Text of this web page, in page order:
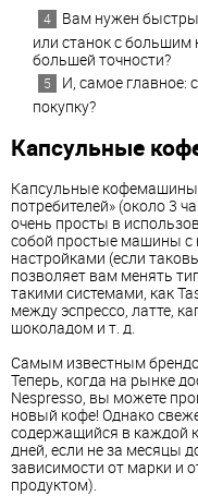
Вам нужен
или станок с большим
большей точности?
И, самое главное:
покупку?
Капсульные
Капсульные кофемашины
потребителей» (около 3
очень просты в
собой простые машины с
настройками (если
позволяет вам менять
такими системами, как
между эспрессо, латте,
шоколадом и т. д.
Самым известным
Теперь, когда на рынке
Nespresso, вы можете
новый кофе! Однако
содержащийся в каждой
дней, если не за месяцы
зависимости от марки и
продуктом).